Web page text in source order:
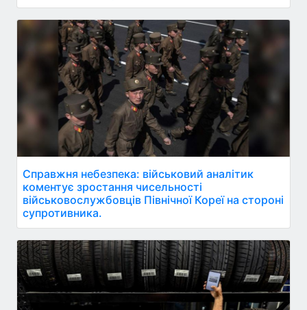
Справжня небезпека: військовий аналітик
коментує зростання чисельності
військовослужбовців Північної Кореї на стороні
супротивника.